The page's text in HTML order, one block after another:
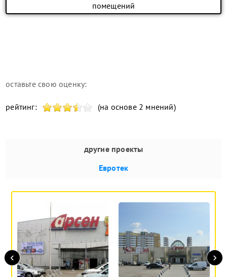
помещений
оставьте свою оценку:
рейтинг: (на основе 2 мнений)
другие проекты
Евротек
‹ ›